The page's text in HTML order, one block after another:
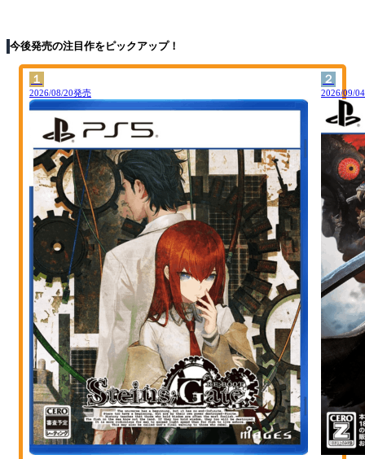
今後発売の注目作をピックアップ！
１
2026/08/20発売
２
2026/09/